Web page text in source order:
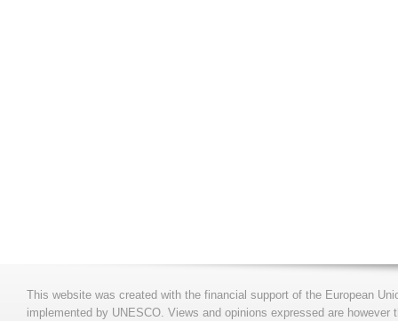
This website was created with the financial support of the European
implemented by UNESCO. Views and opinions expressed are